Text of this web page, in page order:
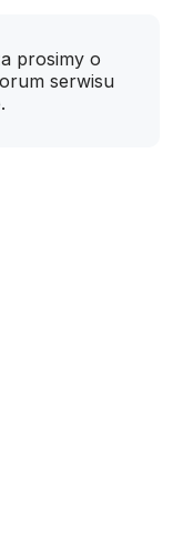
prosimy o
serwisu